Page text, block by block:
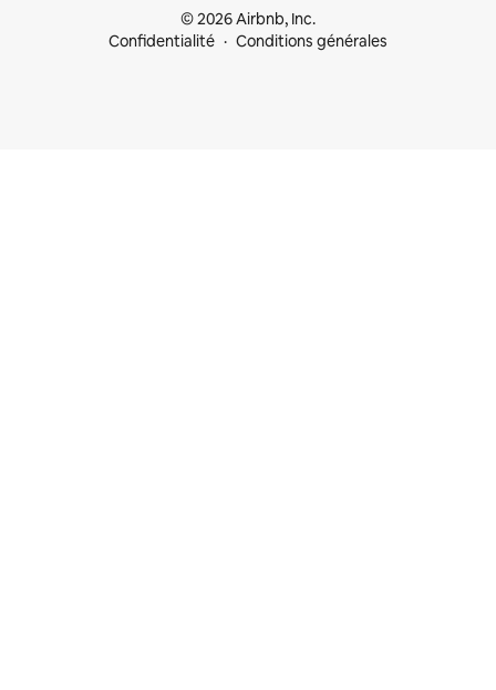
© 2026 Airbnb, Inc.
Confidentialité
Conditions générales